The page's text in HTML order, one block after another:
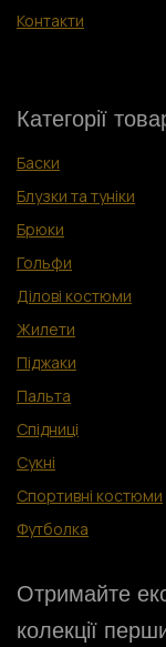
Контакти
Категорії
Баски
Блузки та туніки
Брюки
Гольфи
Ділові костюми
Жилети
Піджаки
Пальта
Спідниці
Сукні
Спортивні костюми
Футболка
Отримайте
колекції